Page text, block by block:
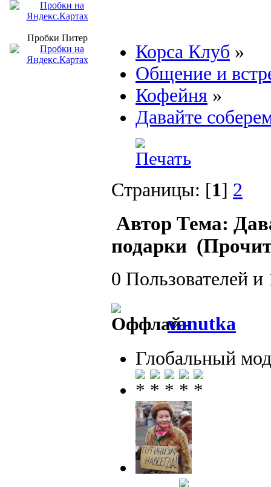
Пробки Питер
Корса Клуб »
Общение и
Кофейня »
Давайте
Страницы: [1] 2
Автор Тема:
подарки
0 Пользователей
vanutka
Глобальный